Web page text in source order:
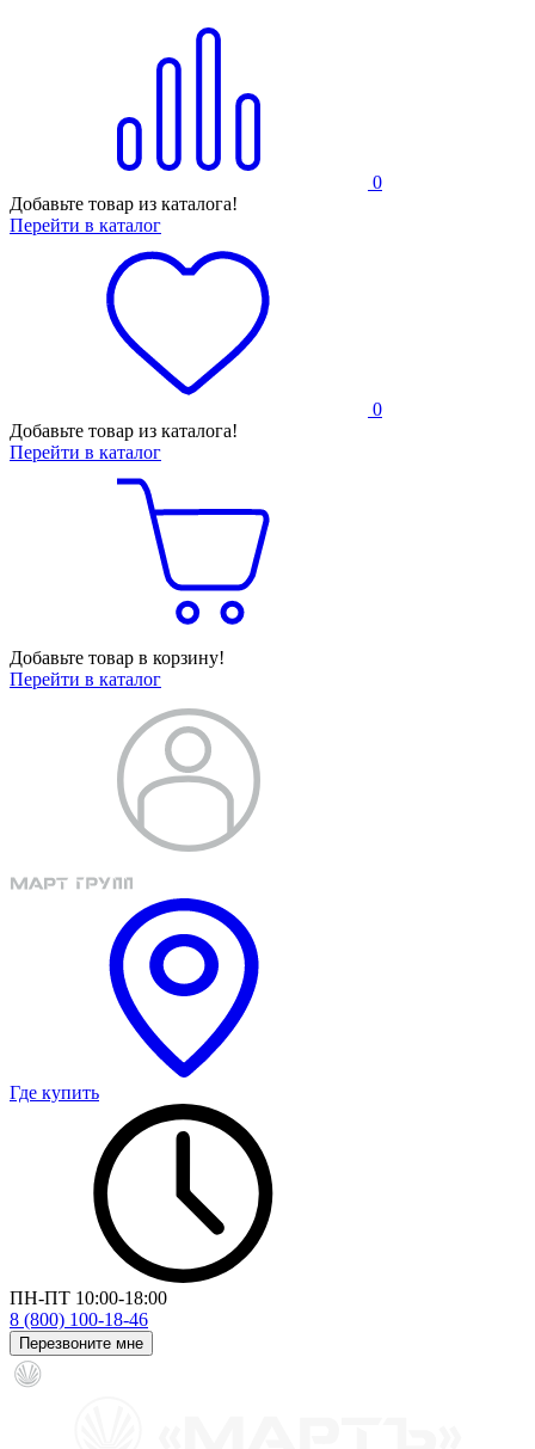
0
Добавьте товар из каталога!
Перейти в каталог
0
Добавьте товар из каталога!
Перейти в каталог
Добавьте товар в корзину!
Перейти в каталог
Где купить
ПН-ПТ 10:00-18:00
8 (800) 100-18-46
Перезвоните мне